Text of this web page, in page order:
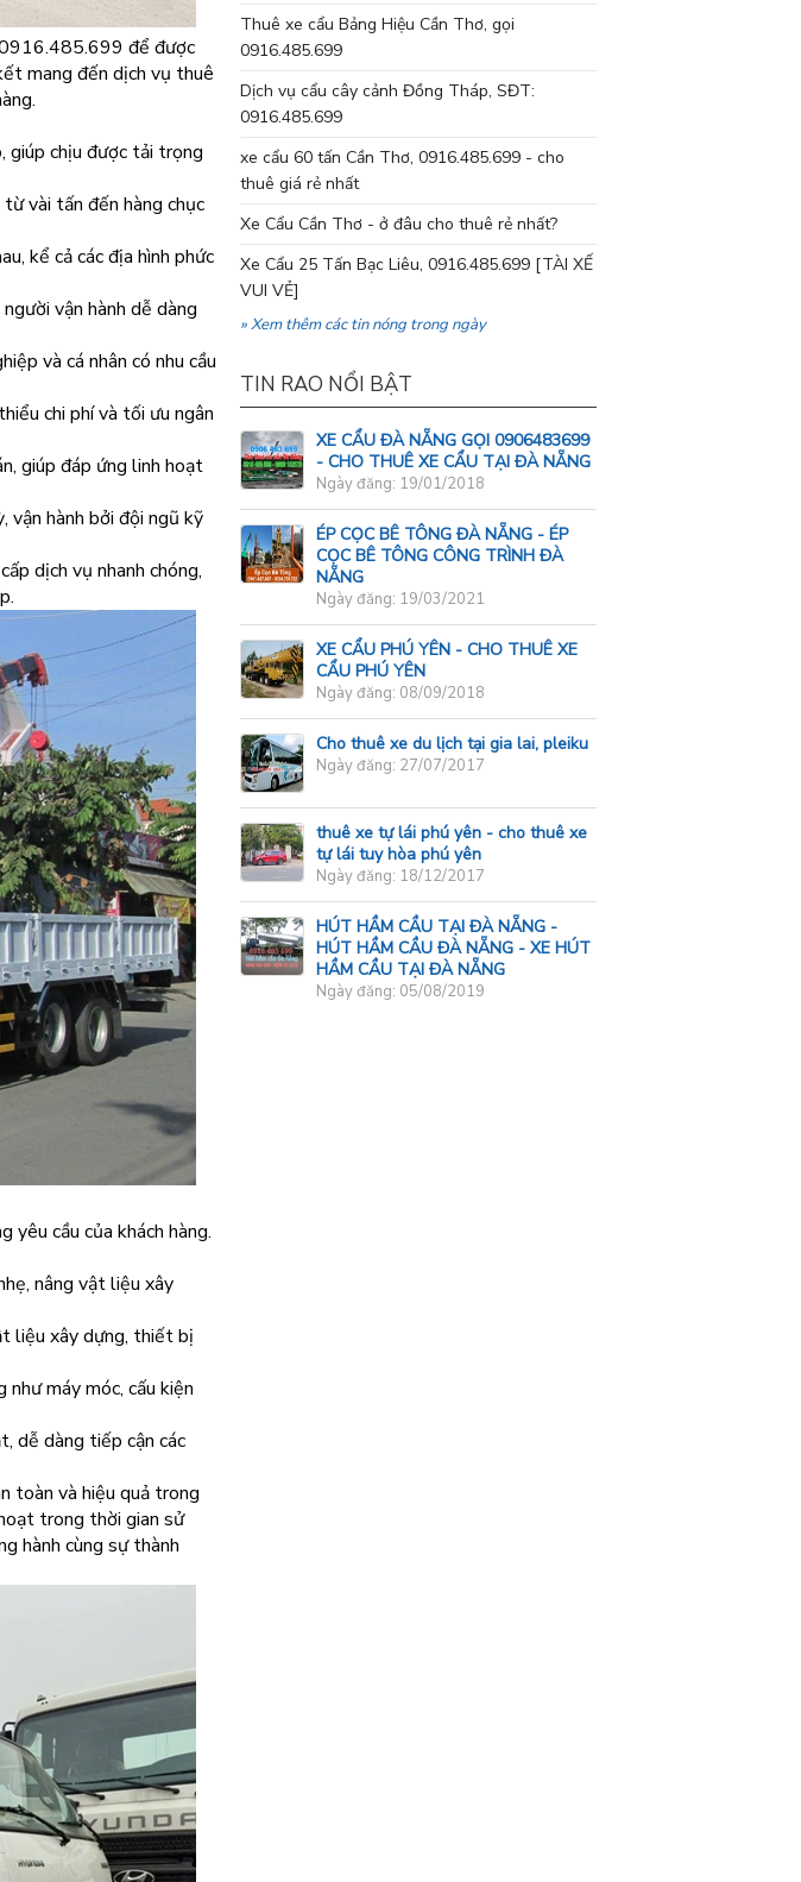
0916.485.699 để được
mang đến dịch vụ thuê
chịu được tải trọng
từ vài tấn đến hàng chục
kể cả các địa hình phức
vận hành dễ dàng
và cá nhân có nhu cầu
chi phí và tối ưu ngân
giúp đáp ứng linh hoạt
vận hành bởi đội ngũ kỹ
dịch vụ nhanh chóng,
yêu cầu của khách hàng.
nâng vật liệu xây
liệu xây dựng, thiết bị
máy móc, cấu kiện
dễ dàng tiếp cận các
toàn và hiệu quả trong
trong thời gian sử
hành cùng sự thành
Thuê xe cẩu Bảng Hiệu Cần Thơ, gọi
0916.485.699
Dịch vụ cẩu cây cảnh Đồng Tháp, SĐT:
0916.485.699
xe cẩu 60 tấn Cần Thơ, 0916.485.699 - cho
thuê giá rẻ nhất
Xe Cẩu Cần Thơ - ở đâu cho thuê rẻ nhất?
Xe Cẩu 25 Tấn Bạc Liêu, 0916.485.699 [TÀI XẾ
VUI VẺ]
» Xem thêm các tin nóng trong ngày
TIN RAO NỔI BẬT
XE CẨU ĐÀ NẴNG GỌI 0906483699
- CHO THUÊ XE CẨU TẠI ĐÀ NẴNG
Ngày đăng: 19/01/2018
ÉP CỌC BÊ TÔNG ĐÀ NẴNG - ÉP
CỌC BÊ TÔNG CÔNG TRÌNH ĐÀ
NẴNG
Ngày đăng: 19/03/2021
XE CẨU PHÚ YÊN - CHO THUÊ XE
CẨU PHÚ YÊN
Ngày đăng: 08/09/2018
Cho thuê xe du lịch tại gia lai, pleiku
Ngày đăng: 27/07/2017
thuê xe tự lái phú yên - cho thuê xe
tự lái tuy hòa phú yên
Ngày đăng: 18/12/2017
HÚT HẦM CẦU TẠI ĐÀ NẴNG -
HÚT HẦM CẦU ĐÀ NẴNG - XE HÚT
HẦM CẦU TẠI ĐÀ NẴNG
Ngày đăng: 05/08/2019